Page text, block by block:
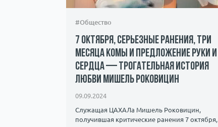
#Общество
7 октября, серьезные ранения, три
месяца комы и предложение руки и
сердца — трогательная история
любви Мишель Роковицин
09.09.2024
Служащая ЦАХАЛа Мишель Роковицин,
получившая критические ранения 7 октября,